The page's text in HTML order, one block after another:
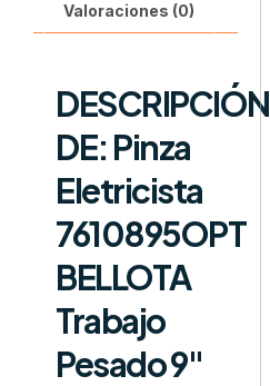
Valoraciones (0)
DESCRIPCIÓN
DE: Pinza
Eletricista
7610895OPT
BELLOTA
Trabajo
Pesado 9″